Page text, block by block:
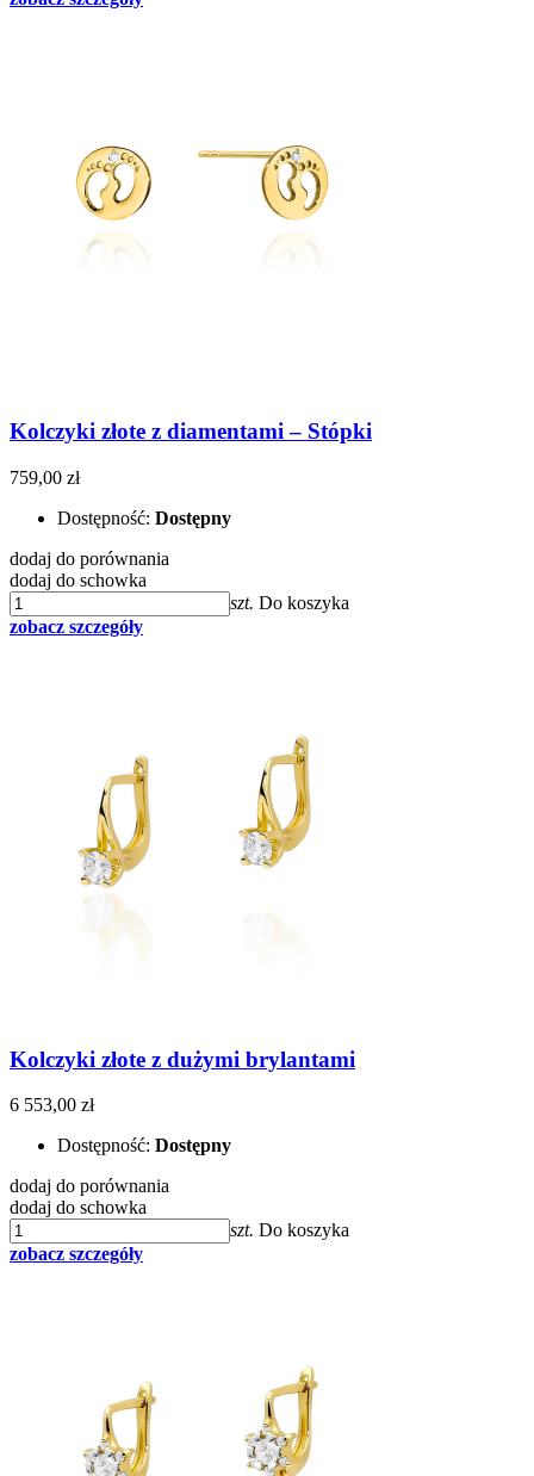
Kolczyki złote z diamentami – Stópki
759,00 zł
Dostępność: Dostępny
dodaj do porównania
dodaj do schowka
szt. Do koszyka
zobacz szczegóły
Kolczyki złote z dużymi brylantami
6 553,00 zł
Dostępność: Dostępny
dodaj do porównania
dodaj do schowka
szt. Do koszyka
zobacz szczegóły